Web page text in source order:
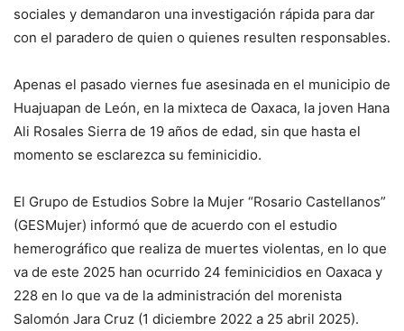
sociales y demandaron una investigación rápida para dar
con el paradero de quien o quienes resulten responsables.
Apenas el pasado viernes fue asesinada en el municipio de
Huajuapan de León, en la mixteca de Oaxaca, la joven Hana
Ali Rosales Sierra de 19 años de edad, sin que hasta el
momento se esclarezca su feminicidio.
El Grupo de Estudios Sobre la Mujer “Rosario Castellanos”
(GESMujer) informó que de acuerdo con el estudio
hemerográfico que realiza de muertes violentas, en lo que
va de este 2025 han ocurrido 24 feminicidios en Oaxaca y
228 en lo que va de la administración del morenista
Salomón Jara Cruz (1 diciembre 2022 a 25 abril 2025).